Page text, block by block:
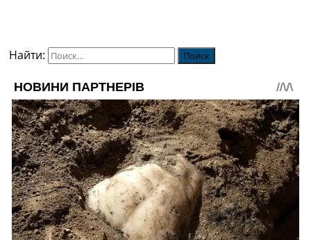
Найти: